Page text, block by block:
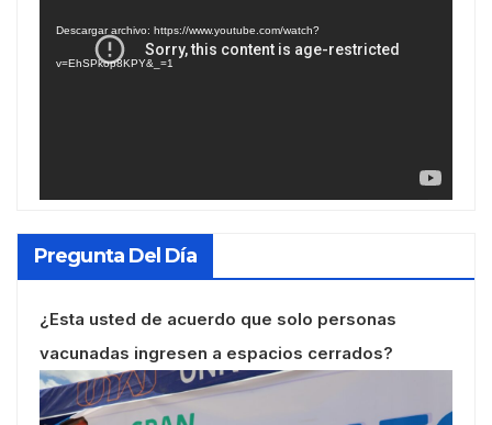
Descargar archivo: https://www.youtube.com/watch?
v=EhSPkop8KPY&_=1
Pregunta Del Día
¿Esta usted de acuerdo que solo personas
vacunadas ingresen a espacios cerrados?